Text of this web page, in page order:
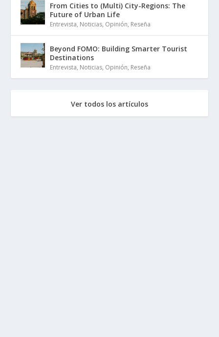
From Cities to (Multi) City-Regions: The
Future of Urban Life
Entrevista, Noticias, Opinión, Reseña
Beyond FOMO: Building Smarter Tourist
Destinations
Entrevista, Noticias, Opinión, Reseña
Ver todos los artículos